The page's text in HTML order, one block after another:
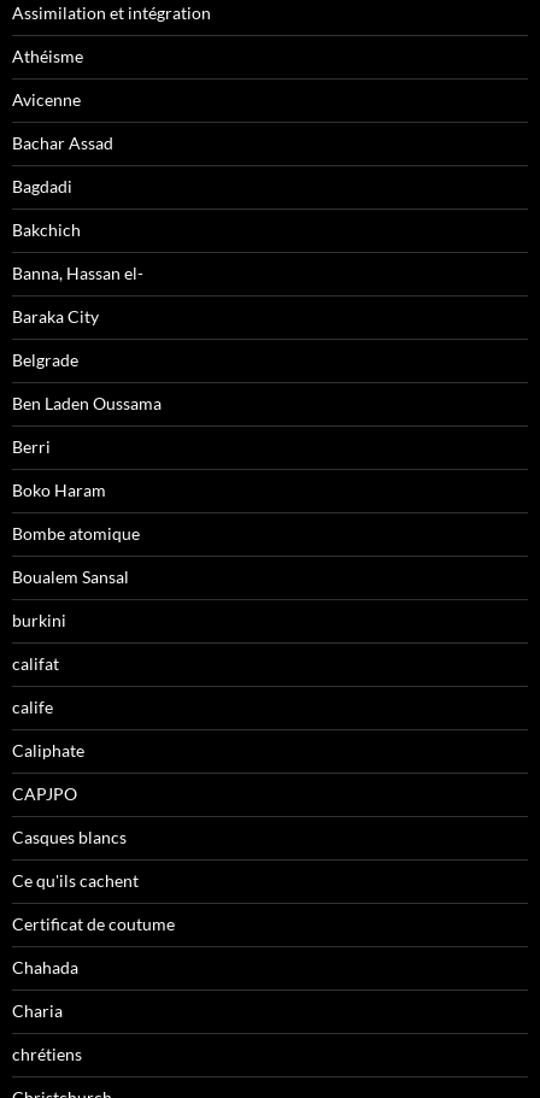
Assimilation et intégration
Athéisme
Avicenne
Bachar Assad
Bagdadi
Bakchich
Banna, Hassan el-
Baraka City
Belgrade
Ben Laden Oussama
Berri
Boko Haram
Bombe atomique
Boualem Sansal
burkini
califat
calife
Caliphate
CAPJPO
Casques blancs
Ce qu'ils cachent
Certificat de coutume
Chahada
Charia
chrétiens